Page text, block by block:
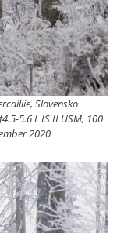
Slovensko
5.6 L IS II USM, 100
2020